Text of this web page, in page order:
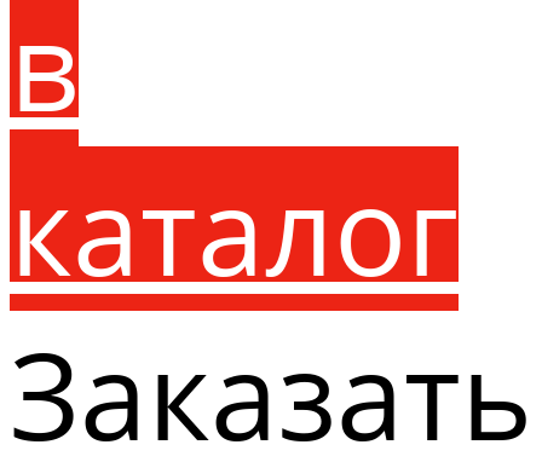
в
каталог
Заказать